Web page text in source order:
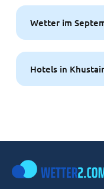
Wetter im
Hotels in